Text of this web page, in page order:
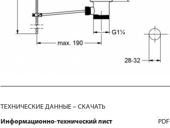
ТЕХНИЧЕСКИЕ ДАННЫЕ – СКАЧАТЬ
Информационно-технический лист
PDF